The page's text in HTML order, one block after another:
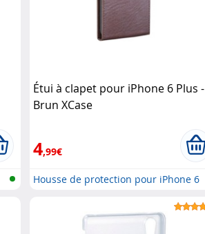
Étui à clapet pour iPhone 6 Plus -
Brun XCase
4,99€
Housse de protection pour iPhone 6